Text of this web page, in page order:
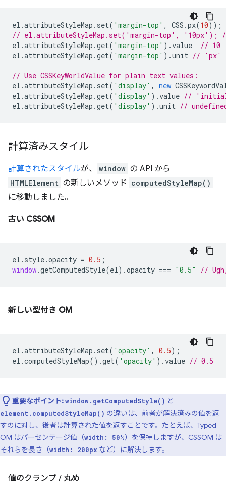
el .attributeStyleMap . set( 'margin-top' , CSS .px(10));
// el.attributeStyleMap.set('margin-top', '10px');
el .attributeStyleMap .get( 'margin-top' ).value
// 10
el .attributeStyleMap .get( 'margin-top' ).unit // 'px'
// Use CSSKeyWorldValue for plain text values:
el .attributeStyleMap . set( 'display' , new
el .attributeStyleMap .get( 'display' ).value //
el .attributeStyleMap .get( 'display' ).unit //
計算済みスタイル
計算されたスタイルが、 window の API から
HTMLElement の新しいメソッド computedStyleMap()
に移動しました。
古い CSSOM
el . style.opacity = 0.5 ;
window.getComputedStyle(el).opacity === "0.5" //
新しい型付き OM
el .attributeStyleMap . set( 'opacity' , 0.5);
el .computedStyleMap().get( 'opacity' ).value // 0.5
重要なポイント:window.getComputedStyle() と
element.computedStyleMap() の違いは、前者が解決済みの値を返
すのに対し、後者は計算された値を返すことです。たとえば、Typed
OM はパーセンテージ値（width: 50%）を保持しますが、CSSOM は
それらを長さ（width: 200px など）に解決します。
値のクランプ / 丸め